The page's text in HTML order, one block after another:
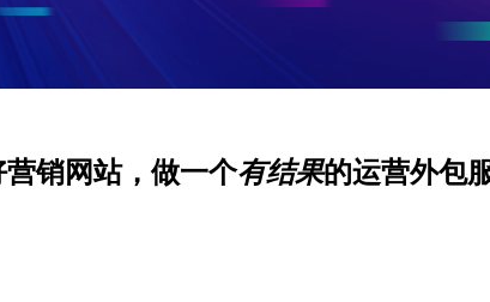
营销网站，做一个有结果的运营外包